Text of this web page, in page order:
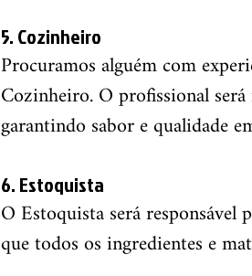
5. Cozinheiro
Procuramos alguém com
Cozinheiro. O profissional
garantindo sabor e qualidade
6. Estoquista
O Estoquista será
que todos os ingredientes e